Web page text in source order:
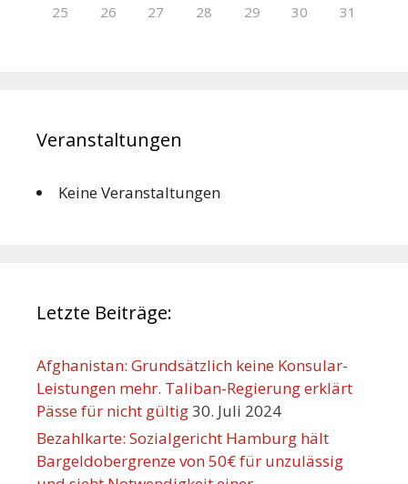
25 26 27 28 29 30 31
Veranstaltungen
Keine Veranstaltungen
Letzte Beiträge:
Afghanistan: Grundsätzlich keine Konsular-
Leistungen mehr. Taliban-Regierung erklärt
Pässe für nicht gültig30. Juli 2024
Bezahlkarte: Sozialgericht Hamburg hält
Bargeldobergrenze von 50€ für unzulässig